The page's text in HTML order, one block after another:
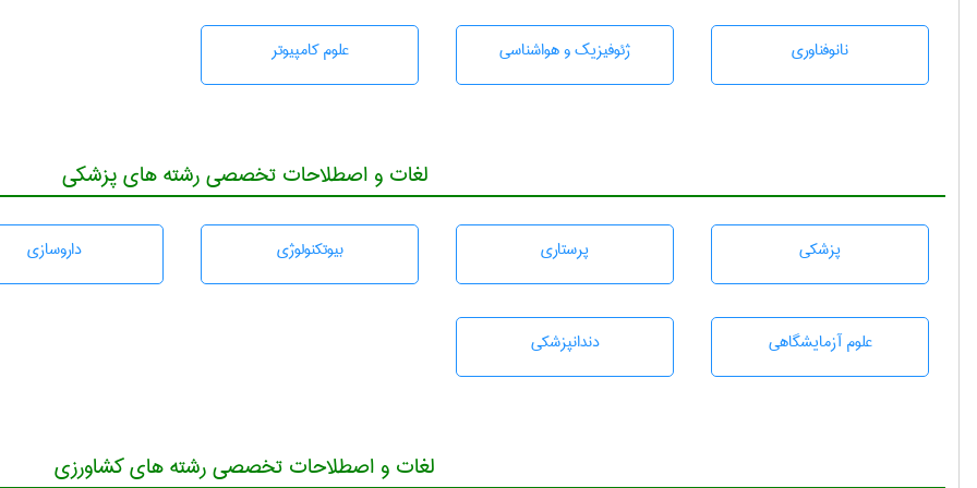
نانوفناوری ژئوفيزيك و هواشناسی علوم کامپیوتر
لغات و اصطلاحات تخصصی رشته های پزشکی
پزشكی پرستاری بيوتكنولوژی داروسازی
علوم آزمايشگاهی دندانپزشكی
لغات و اصطلاحات تخصصی رشته های کشاورزی